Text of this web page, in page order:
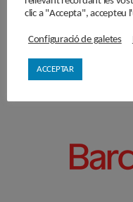
clic a "Accepta", accepteu
Configuració de galetes
ACCEPTAR